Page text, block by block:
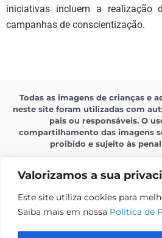
Valorizamos a sua
Este site utiliza cookies para
Saiba mais em nossa Política de
iniciativas incluem a realização
campanhas de conscientização.
Todas as imagens de crianças e
neste site foram utilizadas com
pais ou responsáveis. O
compartilhamento das imagens
proibido e sujeito às
Política de